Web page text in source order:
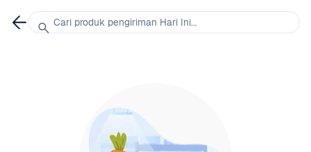
Cari produk pengiriman Hari Ini...